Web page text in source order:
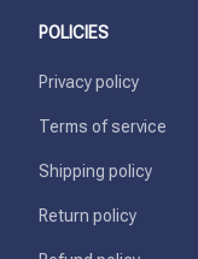
POLICIES
Privacy policy
Terms of service
Shipping policy
Return policy